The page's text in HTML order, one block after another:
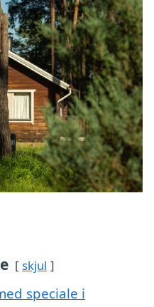
skjul
speciale i